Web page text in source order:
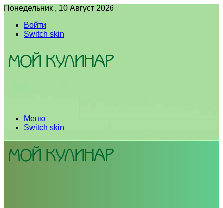
Понедельник , 10 Август 2026
Войти
Switch skin
Меню
Switch skin